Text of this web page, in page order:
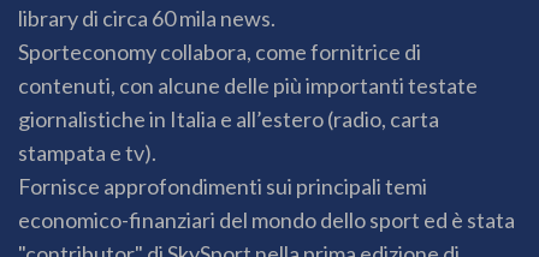
library di circa 60 mila news.
Sporteconomy collabora, come fornitrice di
contenuti, con alcune delle più importanti testate
giornalistiche in Italia e all’estero (radio, carta
stampata e tv).
Fornisce approfondimenti sui principali temi
economico-finanziari del mondo dello sport ed è stata